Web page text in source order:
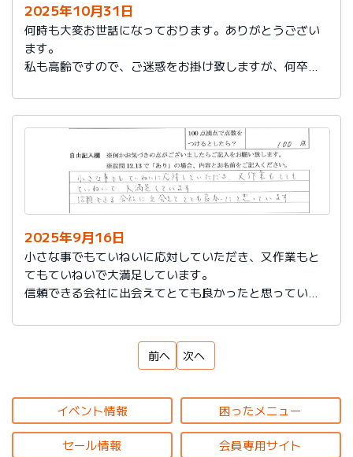
2025年10月31日
何時も大変お世話になっております。ありがとうござい
ます。
私も高齢ですので、ご迷惑をお掛け致しますが、何卒よ
2025年9月16日
小さな事でもていねいに応対していただき、又作業もと
てもていねいで大満足しています。
信頼できる会社に出会えてとても良かったと思っていま
前へ 次へ
イベント情報 困ったメニュー
セール情報 会員専用サイト